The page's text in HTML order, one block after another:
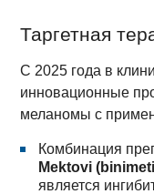
Таргетная
С 2025 года в
инновационные
меланомы с
Комбинация
Mektovi
является